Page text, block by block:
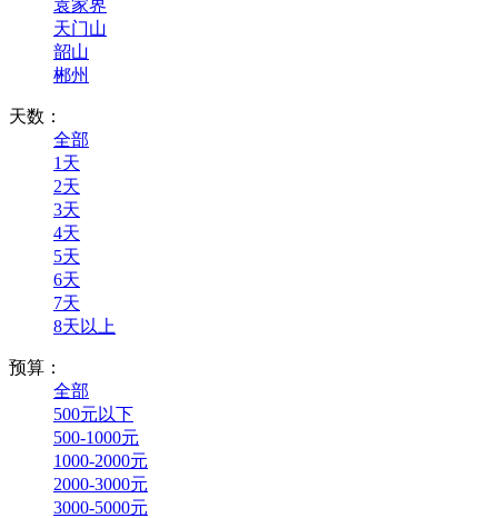
袁家界
天门山
韶山
郴州
天数：
全部
1天
2天
3天
4天
5天
6天
7天
8天以上
预算：
全部
500元以下
500-1000元
1000-2000元
2000-3000元
3000-5000元